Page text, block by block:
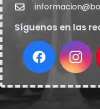
Síguenos en las